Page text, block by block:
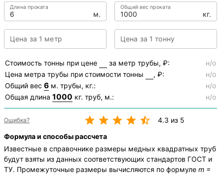
Длина проката
м.
Общий вес проката
кг.
Цена за 1 метр Цена за 1 тонну
Стоимость тонны при цене за метр трубы, ₽:
н/о
Цена метра трубы при стоимости тонны
, ₽:
н/о
Общий вес 6 м. трубы, кг.:
н/о
Общая длина 1000 кг. труб, м.: н/о
Ошибка?
4.3 из 5
Формула и способы рассчета
Известные в справочнике размеры медных квадратных труб
будут взяты из данных соответствующих стандартов ГОСТ и
ТУ. Промежуточные размеры вычисляются по формуле m =